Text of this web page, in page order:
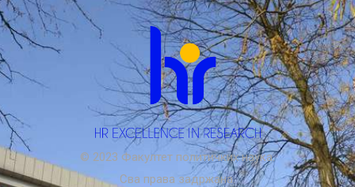
© 2023 Факултет политичких наука.
Сва права задржана.